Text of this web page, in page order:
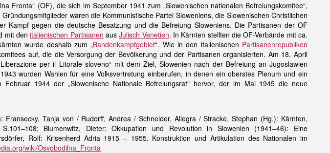
Fronta“ (OF), die sich im September 1941 zum „Slowenischen nationalen Befreiungskomitee“,
waren die Kommunistische Partei Sloweniens, die Slowenischen Christlichen
Kampf gegen die deutsche Besatzung und die Befreiung Sloweniens. Die Partisanen der OF
mit denitalienischen Partisanen ausJulisch Venetien. In Kärnten stellten die OF-Verbände mit ca.
wurde deshalb zum „Bandenkampfgebiet“. Wie in den italienischen Partisanenrepubliken
auf, die die Versorgung der Bevölkerung und der Partisanen organisierten. Am 18. April
per il Litorale sloveno“ mit dem Ziel, Slowenien nach der Befreiung an Jugoslawien
wurden Wahlen für eine Volksvertretung einberufen, in denen ein oberstes Plenum und ein
1944 der „Slowenische Nationale Befreiungsrat“ hervor, der im Mai 1945 die neue
Tanja von / Rudorff, Andrea / Schneider, Allegra / Stracke, Stephan (Hg.): Kärnten,
Blumenwitz, Dieter: Okkupation und Revolution in Slowenien (1941–46): Eine
Rolf: Krisenherd Adria 1915 – 1955. Konstruktion und Artikulation des Nationalen im
wiki/Osvobodilna_Fronta